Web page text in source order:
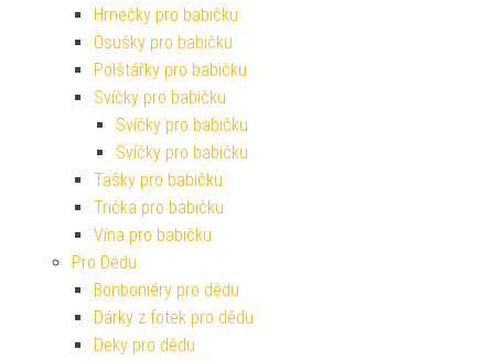
Hrnečky pro babičku
Osušky pro babičku
Polštářky pro babičku
Svíčky pro babičku
Svíčky pro babičku
Svíčky pro babičku
Tašky pro babičku
Trička pro babičku
Vína pro babičku
Pro Dědu
Bonboniéry pro dědu
Dárky z fotek pro dědu
Deky pro dědu